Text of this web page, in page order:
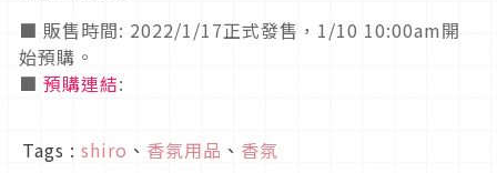
■ 販售時間: 2022/1/17正式發售， 1/10 10:00am開
始預購。
■ 預購連結:
Tags : shiro 、 香氛用品 、 香氛